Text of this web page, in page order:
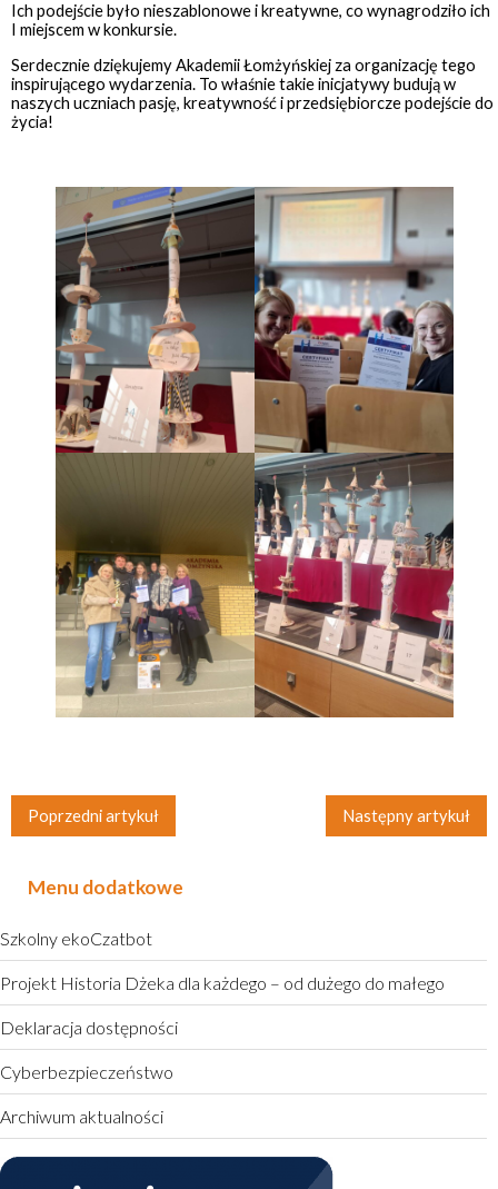
Menu dodatkowe
Szkolny ekoCzatbot
Projekt Historia Dżeka dla każdego – od dużego do małego
Deklaracja dostępności
Cyberbezpieczeństwo
Archiwum aktualności
Ich podejście było nieszablonowe i kreatywne, co wynagrodziło ich
I miejscem w konkursie.
Serdecznie dziękujemy Akademii Łomżyńskiej za organizację tego
inspirującego wydarzenia. To właśnie takie inicjatywy budują w
naszych uczniach pasję, kreatywność i przedsiębiorcze podejście do
życia!
Poprzedni artykuł Następny artykuł